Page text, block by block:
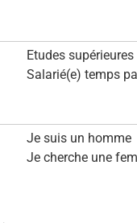
Etudes supérieures
Salarié(e) temps
Je suis un homme
Je cherche une